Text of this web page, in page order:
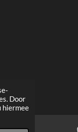
Door
hiermee